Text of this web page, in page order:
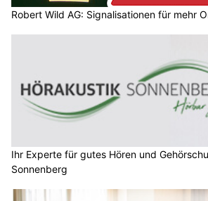
Robert Wild AG: Signalisationen für mehr
Ihr Experte für gutes Hören und
Sonnenberg